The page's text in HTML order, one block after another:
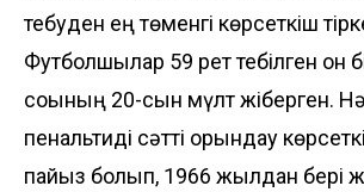
тебуден ең төменгі көрсеткіш
Футболшылар 59 рет тебілген он
соққының 20-сын мүлт жіберген.
пенальтиді сәтті орындау
пайыз болып, 1966 жылдан бері